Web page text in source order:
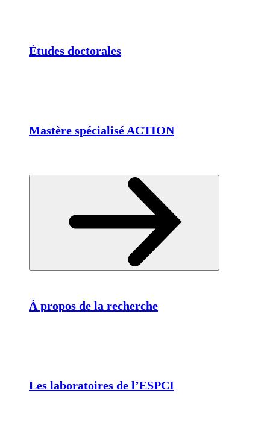
Études doctorales
Mastère spécialisé ACTION
À propos de la recherche
Les laboratoires de l’ESPCI